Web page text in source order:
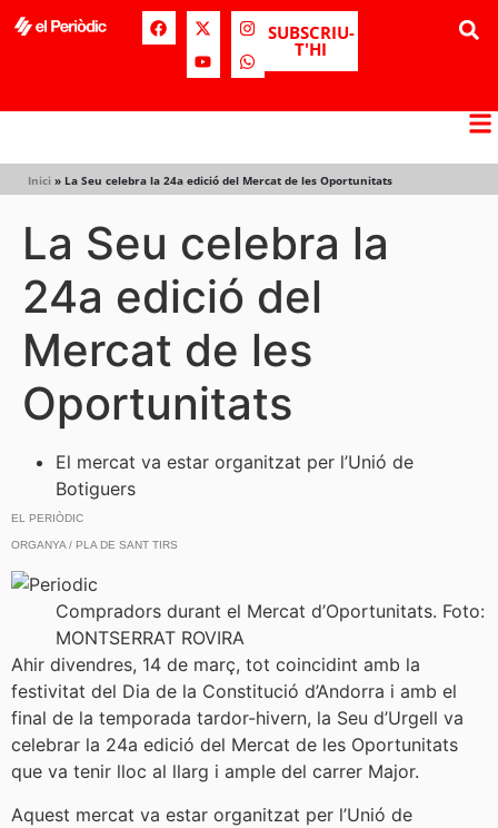
SUBSCRIU-
T'HI
Inici » La Seu celebra la 24a edició del Mercat de les Oportunitats
La Seu celebra la
24a edició del
Mercat de les
Oportunitats
El mercat va estar organitzat per l’Unió de
Botiguers
EL PERIÒDIC
ORGANYA / PLA DE SANT TIRS
Compradors durant el Mercat d’Oportunitats. Foto:
MONTSERRAT ROVIRA
Ahir divendres, 14 de març, tot coincidint amb la
festivitat del Dia de la Constitució d’Andorra i amb el
final de la temporada tardor-hivern, la Seu d’Urgell va
celebrar la 24a edició del Mercat de les Oportunitats
que va tenir lloc al llarg i ample del carrer Major.
Aquest mercat va estar organitzat per l’Unió de